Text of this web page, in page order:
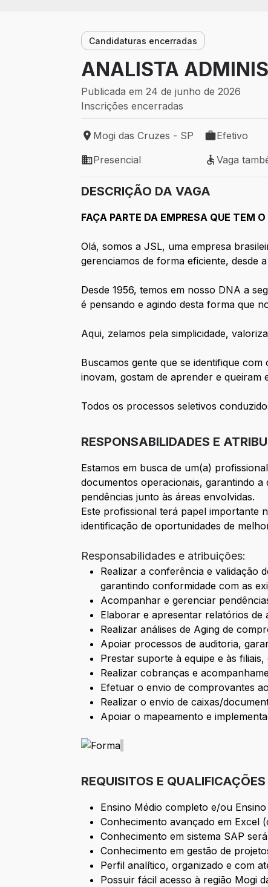
Candidaturas encerradas
ANALISTA
Publicada em 24 de junho de 2026
Inscrições encerradas
Local de trabalho: Mogi das Cruzes - SP
Mogi das Cruzes - SP
Tipo de vaga:
Efetivo
Modelo de trabalho: Presencial
Presencial
Vaga
Vaga
DESCRIÇÃO DA VAGA
FAÇA PARTE DA EMPRESA QUE TEM
Olá, somos a JSL, uma empresa
gerenciamos de forma eficiente, desde
Desde 1956, temos em nosso DNA a
é pensando e agindo desta forma que
Aqui, zelamos pela simplicidade,
Buscamos gente que se identifique
inovam, gostam de aprender e queiram
Todos os processos seletivos
RESPONSABILIDADES E
Estamos em busca de um(a)
documentos operacionais, garantindo
pendências junto às áreas envolvidas.
Este profissional terá papel importante
identificação de oportunidades de
Responsabilidades e atribuições:
Realizar a conferência e validação
garantindo conformidade com as
Acompanhar e gerenciar
Elaborar e apresentar relatórios de
Realizar análises de Aging de
Apoiar processos de auditoria,
Prestar suporte à equipe e às
Realizar cobranças e
Efetuar o envio de comprovantes
Realizar o envio de caixas/
Apoiar o mapeamento e
REQUISITOS E QUALIFICAÇÕES
Ensino Médio completo e/ou
Conhecimento avançado em Excel
Conhecimento em sistema SAP
Conhecimento em gestão de
Perfil analítico, organizado e com
Possuir fácil acesso à região Mogi